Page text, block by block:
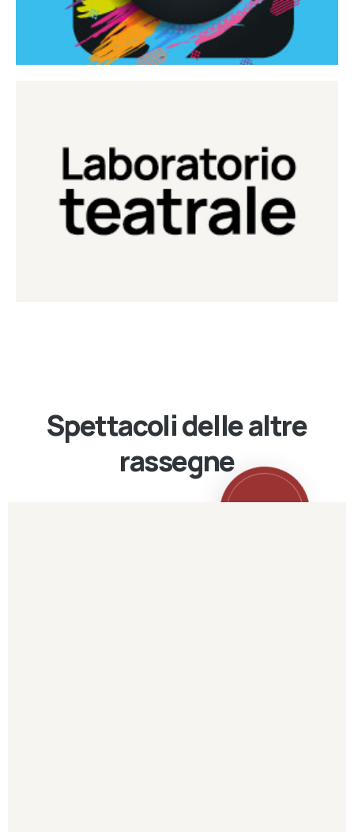
Laboratorio Teatrale
Laboratorio di teatro del Teatro Eduardo de Filippo
Continua
Spettacoli delle altre
rassegne